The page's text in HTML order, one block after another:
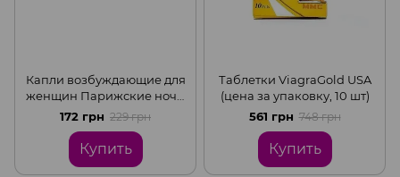
Капли возбуждающие для
женщин Парижские ночи
Paris Night Passion, 10 мл
(цена за 1 флакон)
172 грн 229 грн
Купить
Таблетки ViagraGold USA
(цена за упаковку, 10 шт)
561 грн 748 грн
Купить